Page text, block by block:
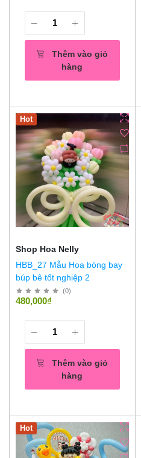
Thêm vào giỏ
hàng
Hot
Shop Hoa Nelly
HBB_27 Mẫu Hoa bóng bay
búp bê tốt nghiệp 2
(0)
480,000₫
Thêm vào giỏ
hàng
Hot